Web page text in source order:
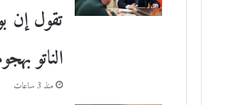
تقول إن
الناتو
منذ 3 ساعات